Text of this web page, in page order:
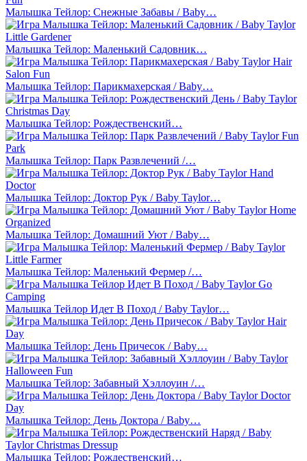
Малышка Тейлор: Снежные Забавы / Baby…
Малышка Тейлор: Маленький Садовник…
Малышка Тейлор: Парикмахерская / Baby…
Малышка Тейлор: Рождественский…
Малышка Тейлор: Парк Развлечений /…
Малышка Тейлор: Доктор Рук / Baby Taylor…
Малышка Тейлор: Домашний Уют / Baby…
Малышка Тейлор: Маленький Фермер /…
Малышка Тейлор Идет В Поход / Baby Taylor…
Малышка Тейлор: День Причесок / Baby…
Малышка Тейлор: Забавный Хэллоуин /…
Малышка Тейлор: День Доктора / Baby…
Малышка Тейлор: Рождественский…